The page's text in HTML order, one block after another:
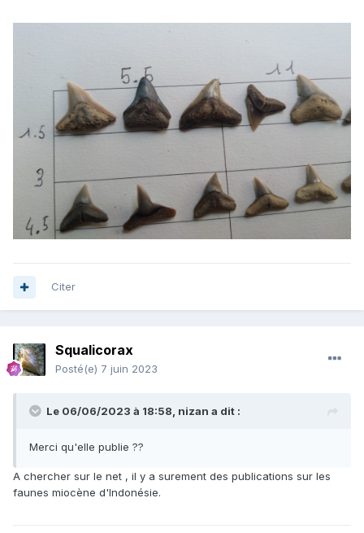
Citer
Squalicorax
Posté(e) 7 juin 2023
Le 06/06/2023 à 18:58, nizan a dit :
Merci qu'elle publie ??
A chercher sur le net , il y a surement des publications sur les
faunes miocène d'Indonésie.